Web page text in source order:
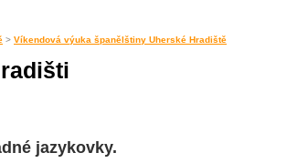
> Víkendová výuka španělštiny Uherské Hradiště
jazykovky.